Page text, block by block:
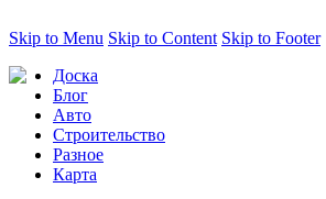
Skip to Menu Skip to Content Skip to Footer
Доска
Блог
Авто
Строительство
Разное
Карта